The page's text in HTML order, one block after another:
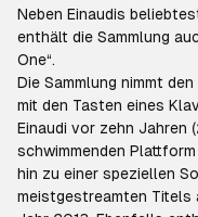
Neben Einaudis
enthält die Sammlung
One“.
Die Sammlung nimmt
mit den Tasten eines
Einaudi vor zehn Jahren
schwimmenden
hin zu einer speziellen
meistgestreamten Titels